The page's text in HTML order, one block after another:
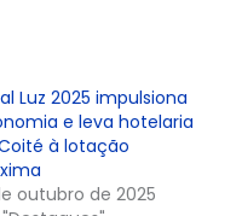
Luz 2025 impulsiona
e leva hotelaria
à lotação
outubro de 2025